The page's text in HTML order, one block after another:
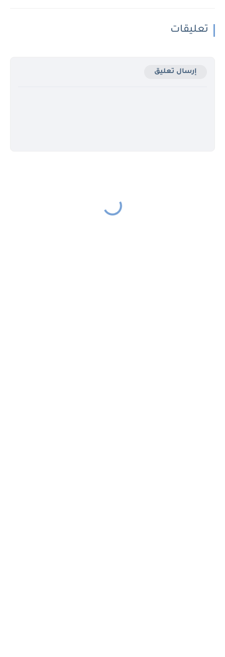
تعليقات
إرسال تعليق